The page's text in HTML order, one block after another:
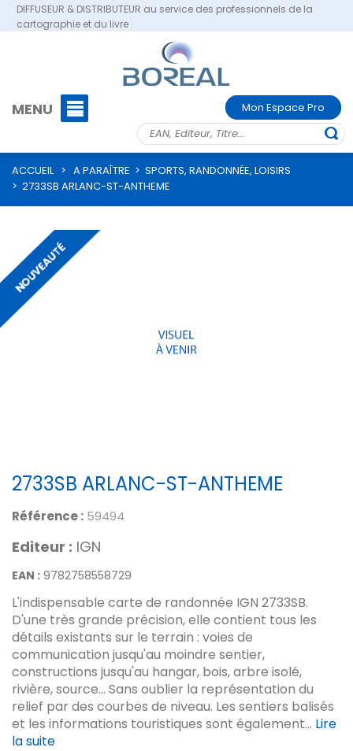
DIFFUSEUR & DISTRIBUTEUR au service des professionnels de la
cartographie et du livre
MENU Mon Espace Pro
ACCUEIL > A PARAÎTRE > SPORTS, RANDONNÉE, LOISIRS
> 2733SB ARLANC-ST-ANTHEME
2733SB ARLANC-ST-ANTHEME
Référence : 59494
Editeur : IGN
EAN : 9782758558729
L'indispensable carte de randonnée IGN 2733SB.
D'une très grande précision, elle contient tous les
détails existants sur le terrain : voies de
communication jusqu'au moindre sentier,
constructions jusqu'au hangar, bois, arbre isolé,
rivière, source... Sans oublier la représentation du
relief par des courbes de niveau. Les sentiers balisés
et les informations touristiques sont également... Lire
la suite